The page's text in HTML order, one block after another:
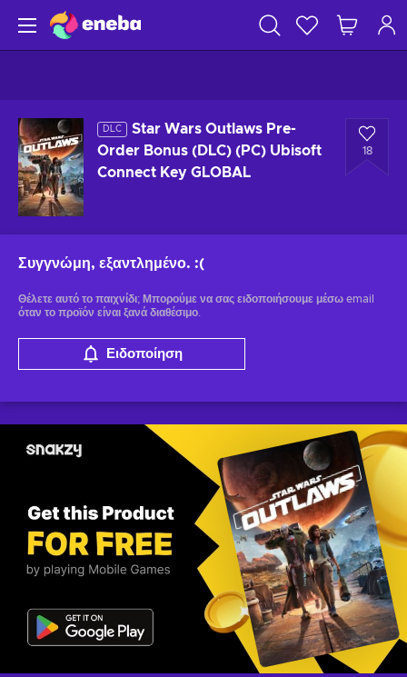
DLC
Star Wars Outlaws Pre-
Order Bonus (DLC) (PC) Ubisoft
Connect Key GLOBAL
18
Συγγνώμη, εξαντλημένο. :(
Θέλετε αυτό το παιχνίδι; Μπορούμε να σας ειδοποιήσουμε μέσω email
όταν το προϊόν είναι ξανά διαθέσιμο.
Ειδοποίηση